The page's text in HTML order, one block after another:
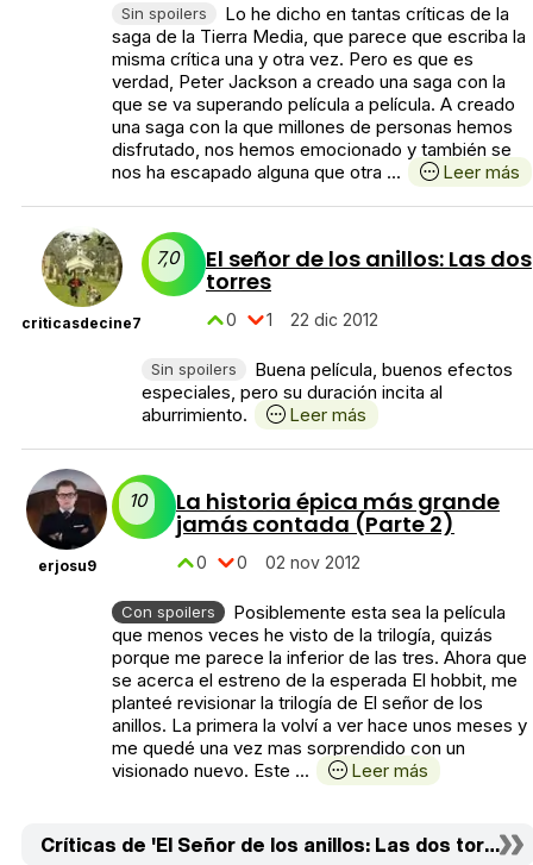
Sin spoilers
Lo he dicho en tantas críticas de la
saga de la Tierra Media, que parece que escriba la
misma crítica una y otra vez. Pero es que es
verdad, Peter Jackson a creado una saga con la
que se va superando película a película. A creado
una saga con la que millones de personas hemos
disfrutado, nos hemos emocionado y también se
nos ha escapado alguna que otra ...
Leer más
criticasdecine7
7,0 El señor de los anillos: Las dos
torres
0 1 22 dic 2012
Sin spoilers
Buena película, buenos efectos
especiales, pero su duración incita al
aburrimiento.
Leer más
erjosu9
10 La historia épica más grande
jamás contada (Parte 2)
0 0 02 nov 2012
Con spoilers
Posiblemente esta sea la película
que menos veces he visto de la trilogía, quizás
porque me parece la inferior de las tres. Ahora que
se acerca el estreno de la esperada El hobbit, me
planteé revisionar la trilogía de El señor de los
anillos. La primera la volví a ver hace unos meses y
me quedé una vez mas sorprendido con un
visionado nuevo. Este ...
Leer más
Críticas de 'El Señor de los anillos: Las dos torres'